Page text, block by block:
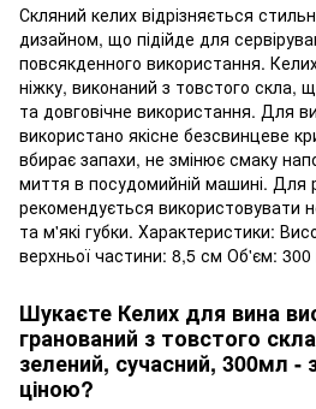
Скляний келих відрізняється
дизайном, що підійде для
повсякденного використання.
ніжку, виконаний з товстого скла,
та довговічне використання. Для
використано якісне безсвинцеве
вбирає запахи, не змінює смаку
миття в посудомийній машині. Для
рекомендується використовувати
та м'які губки. Характеристики:
верхньої частини: 8,5 см Об'єм:
Шукаєте Келих для вина
гранований з товстого
зелений, сучасний, 300мл
ціною?